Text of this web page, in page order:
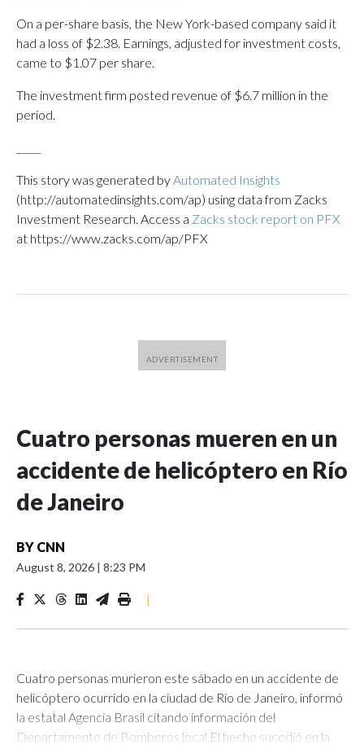
On a per-share basis, the New York-based company said it
had a loss of $2.38. Earnings, adjusted for investment costs,
came to $1.07 per share.
The investment firm posted revenue of $6.7 million in the
period.
This story was generated byAutomated Insights
(http://automatedinsights.com/ap) using data from Zacks
Investment Research. Access a Zacks stock report on PFX
at https://www.zacks.com/ap/PFX
Cuatro personas mueren en un
accidente de helicóptero en Río
de Janeiro
BY CNN
August 8, 2026 | 8:23 PM
|
Cuatro personas murieron este sábado en un accidente de
helicóptero ocurrido en la ciudad de Río de Janeiro, informó
la estatal Agencia Brasil citando información del
Departamento de Bomberos local.El hecho sucedió en la